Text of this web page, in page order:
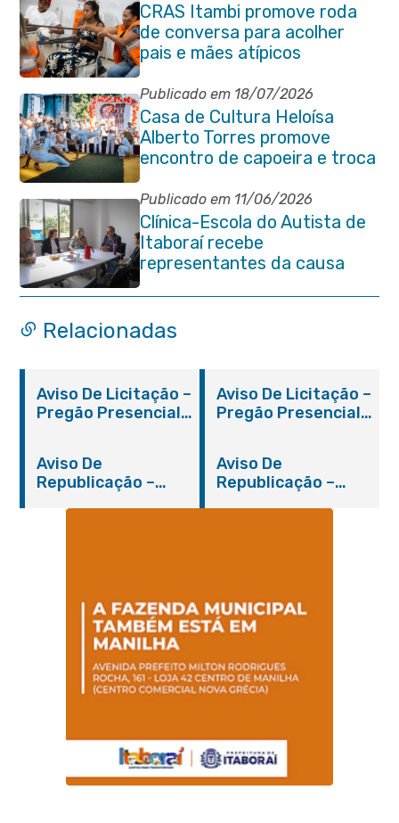
CRAS Itambi promove roda
de conversa para acolher
pais e mães atípicos
Publicado em 18/07/2026
Casa de Cultura Heloísa
Alberto Torres promove
encontro de capoeira e troca
de cordas na Praça Marechal
Floriano Peixoto
Publicado em 11/06/2026
Clínica-Escola do Autista de
Itaboraí recebe
representantes da causa
atípica de Santa Catarina
Relacionadas
Aviso De Licitação –
Pregão Presencial
Aviso De Licitação –
Pregão Presencial
Aviso De
Republicação –
Aviso De
Republicação –